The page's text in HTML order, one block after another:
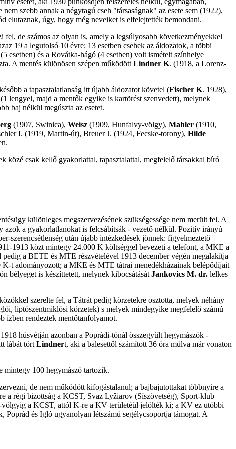
szebb annak a négytagú cseh "társaságnak" az esete sem (1922),
elutaznak, úgy, hogy még neveiket is elfelejtették bemondani.
fel, de számos az olyan is, amely a legsúlyosabb következményekkel
19 a legutolsó 10 évre; 13 esetben csehek az áldozatok, a többi
esetben) és a Rovátka-hágó (4 esetben) volt ismételt színhelye
A mentés különösen szépen működött Lindner K. (1918, a Lorenz-
a tapasztalatlanság itt újabb áldozatot követel (Fischer K. 1928),
lengyel, majd a mentők egyike is kartörést szenvedett), melynek
baj nélkül megúszta az esetet.
(1907, Swinica), Weisz (1909, Hunfalvy-völgy), Mahler (1910,
I. (1919, Martin-út), Breuer J. (1924, Fecske-torony), Hilde
közé csak kellő gyakorlattal, tapasztalattal, megfelelő társakkal bíró
különleges megszervezésének szükségessége nem merült fel. A
azok a gyakorlatlanokat is felcsábítsák - vezető nélkül. Pozitív irányú
szerencsétlenség után újabb intézkedések jönnek: figyelmeztető
1913 közt mintegy 24.000 K költséggel bevezeti a telefont, a MKE a
a BETE és MTE részvételével 1913 december végén megalakítja
K-t adományozott; a MKE és MTE tátrai menedékházainak belépődíjait
bélyeget is készíttetett, melynek kibocsátását Jankovics M. dr. lelkes
szerelte fel, a Tátrát pedig körzetekre osztotta, melyek néhány
liptószentmiklósi körzetek) s melyek mindegyike megfelelő számú
ízben rendeztek mentőtanfolyamot.
húsvétján azonban a Poprádi-tónál összegyűlt hegymászók -
lábát tört Lindnert, aki a balesettől számított 36 óra múlva már vonaton
mintegy 100 hegymászó tartozik.
de nem működött kifogástalanul; a bajbajutottakat többnyire a
a régi bizottság a KCST, Svaz Lyžiarov (Síszövetség), Sport-klub
völgyig a KCST, attól K-re a KV területéül jelölték ki; a KV ez utóbbi
és Igló ugyanolyan létszámú segélycsoportja támogat. A